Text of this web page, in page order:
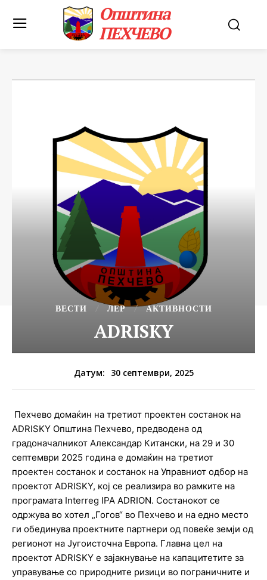
Општина
ПЕХЧЕВО
ВЕСТИ ЛЕР АКТИВНОСТИ
ADRISKY
Датум: 30 септември, 2025
Пехчево домаќин на третиот проектен состанок на
ADRISKY Општина Пехчево, предводена од
градоначалникот Александар Китански, на 29 и 30
септември 2025 година е домаќин на третиот
проектен состанок и состанок на Управниот одбор на
проектот ADRISKY, кој се реализира во рамките на
програмата Interreg IPA ADRION. Состанокот се
одржува во хотел „Гогов“ во Пехчево и на едно место
ги обединува проектните партнери од повеќе земји од
регионот на Југоисточна Европа. Главна цел на
проектот ADRISKY е зајакнување на капацитетите за
управување со природните ризици во пограничните и